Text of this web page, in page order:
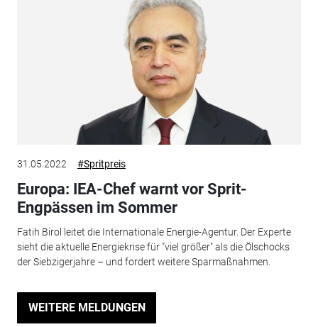
31.05.2022 #Spritpreis
Europa: IEA-Chef warnt vor Sprit-
Engpässen im Sommer
Fatih Birol leitet die Internationale Energie-Agentur. Der Experte
sieht die aktuelle Energiekrise für "viel größer" als die Ölschocks
der Siebzigerjahre – und fordert weitere Sparmaßnahmen.
WEITERE MELDUNGEN